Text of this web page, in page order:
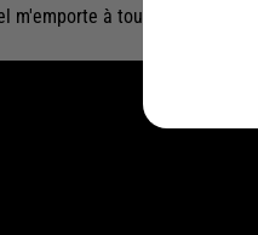
m'emporte à tout jamais /